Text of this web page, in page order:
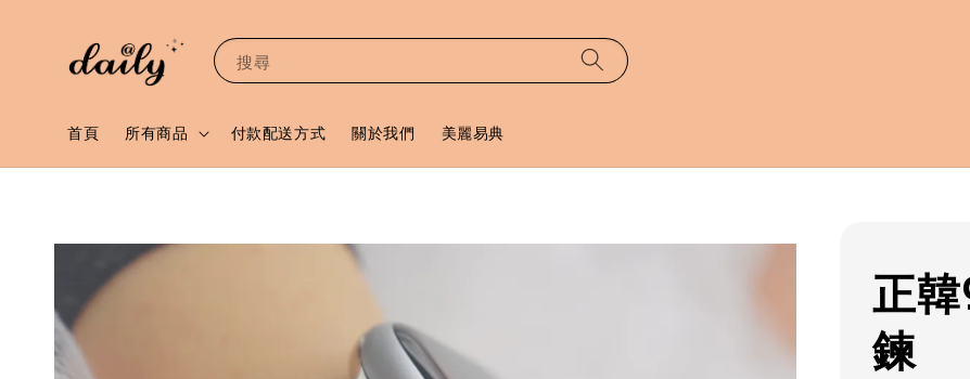
搜尋
首頁 所有商品 付款配送方式 關於我們 美麗易典
正
鍊